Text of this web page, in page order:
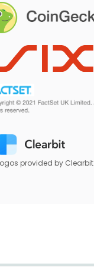
provided by Clearbit